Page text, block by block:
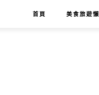
首頁 美食旅遊